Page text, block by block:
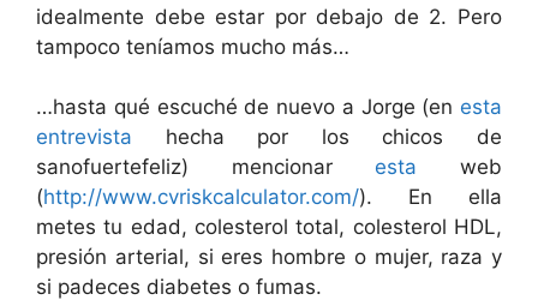
idealmente debe estar por debajo de 2. Pero
tampoco teníamos mucho más…
…hasta qué escuché de nuevo a Jorge (en esta
entrevista hecha por los chicos de
sanofuertefeliz) mencionar esta web
(http://www.cvriskcalculator.com/). En ella
metes tu edad, colesterol total, colesterol HDL,
presión arterial, si eres hombre o mujer, raza y
si padeces diabetes o fumas.